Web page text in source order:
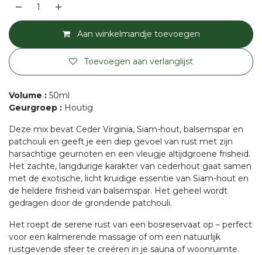
Aan winkelmandje toevoegen
Toevoegen aan verlanglijst
Volume : 50ml
Geurgroep : Houtig
Deze mix bevat Ceder Virginia, Siam-hout, balsemspar en
patchouli en geeft je een diep gevoel van rust met zijn
harsachtige geurnoten en een vleugje altijdgroene frisheid.
Het zachte, langdurige karakter van cederhout gaat samen
met de exotische, licht kruidige essentie van Siam-hout en
de heldere frisheid van balsemspar. Het geheel wordt
gedragen door de grondende patchouli.
Het roept de serene rust van een bosreservaat op – perfect
voor een kalmerende massage of om een natuurlijk
rustgevende sfeer te creëren in je sauna of woonruimte.